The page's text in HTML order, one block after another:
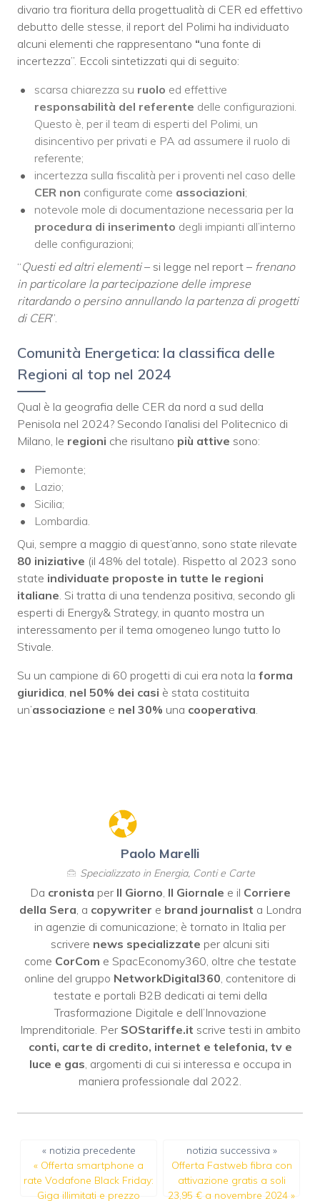
divario tra fioritura della progettualità di CER ed effettivo
debutto delle stesse, il report del Polimi ha individuato
alcuni elementi che rappresentano “una fonte di
incertezza”. Eccoli sintetizzati qui di seguito:
scarsa chiarezza su ruolo ed effettive
responsabilità del referente delle configurazioni.
Questo è, per il team di esperti del Polimi, un
disincentivo per privati e PA ad assumere il ruolo di
referente;
incertezza sulla fiscalità per i proventi nel caso delle
CER non configurate come associazioni;
notevole mole di documentazione necessaria per la
pro­cedura di inserimento degli impianti all’interno
delle configurazioni;
“Questi ed altri elementi– si legge nel report – frenano
in particolare la partecipazione delle imprese
ritardando o persino annullando la partenza di progetti
di CER”.
Comunità Energetica: la classifica delle
Regioni al top nel 2024
Qual è la geografia delle CER da nord a sud della
Penisola nel 2024? Secondo l’analisi del Politecnico di
Milano, le regioni che risultano più attive sono:
Piemonte;
Lazio;
Sicilia;
Lombardia.
Qui, sempre a maggio di quest’anno, sono state rilevate
80 iniziative (il 48% del totale). Rispetto al 2023 sono
state individuate proposte in tutte le regioni
italiane . Si tratta di una tendenza positiva, secondo gli
esperti di Energy& Strategy, in quanto mostra un
interessamento per il tema omogeneo lungo tutto lo
Stivale.
Su un campione di 60 progetti di cui era nota la forma
giuridica nel 50% dei casi è stata costituita
un’associazione e nel 30% una cooperativa
Paolo Marelli
Specializzato in Energia, Conti e Carte
Da cronista per Il Giorno Il Giornale e il Corriere
della Sera , a copywriter e brand journalist a Londra
in agenzie di comunicazione; è tornato in Italia per
scrivere news specializzate per alcuni siti
come CorCom e SpacEconomy360, oltre che testate
online del gruppo NetworkDigital360 , contenitore di
testate e portali B2B dedicati ai temi della
Trasformazione Digitale e dell’Innovazione
Imprenditoriale. Per SOStariffe.it scrive testi in ambito
conti, carte di credito, internet e telefonia, tv e
luce e gas , argomenti di cui si interessa e occupa in
maniera professionale dal 2022.
« notizia precedente
« Offerta smartphone a
rate Vodafone Black Friday:
Giga illimitati e prezzo
notizia successiva »
Offerta Fastweb fibra con
attivazione gratis a soli
23,95 € a novembre 2024 »